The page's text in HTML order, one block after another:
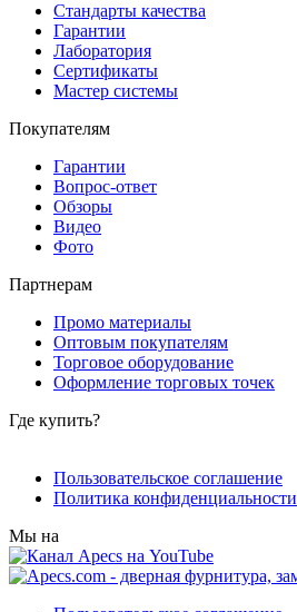
Стандарты качества
Гарантии
Лаборатория
Сертификаты
Мастер системы
Покупателям
Гарантии
Вопрос-ответ
Обзоры
Видео
Фото
Партнерам
Промо материалы
Оптовым покупателям
Торговое оборудование
Оформление торговых точек
Где купить?
Пользовательское соглашение
Политика конфиденциальности
Мы на